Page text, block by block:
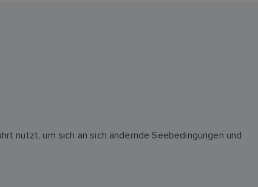
nutzt, um sich an sich ändernde Seebedingungen und